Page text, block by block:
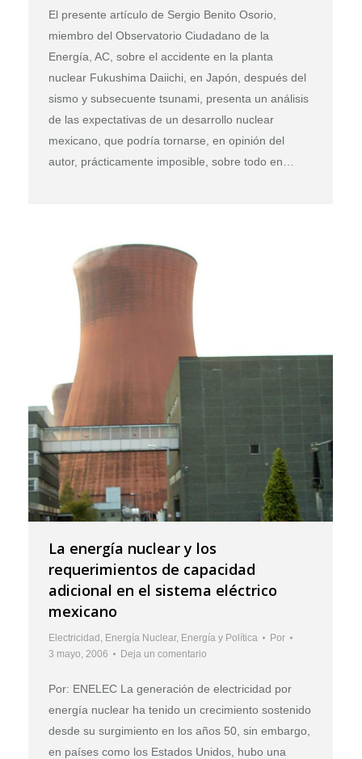
El presente artículo de Sergio Benito Osorio,
miembro del Observatorio Ciudadano de la
Energía, AC, sobre el accidente en la planta
nuclear Fukushima Daiichi, en Japón, después del
sismo y subsecuente tsunami, presenta un análisis
de las expectativas de un desarrollo nuclear
mexicano, que podría tornarse, en opinión del
autor, prácticamente imposible, sobre todo en…
La energía nuclear y los
requerimientos de capacidad
adicional en el sistema eléctrico
mexicano
Electricidad , Energía Nuclear, Energía y Política
Por
3 mayo, 2006
Deja un comentario
Por: ENELEC La generación de electricidad por
energía nuclear ha tenido un crecimiento sostenido
desde su surgimiento en los años 50, sin embargo,
en países como los Estados Unidos, hubo una